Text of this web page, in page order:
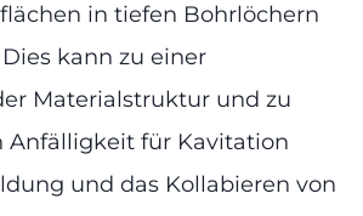
in tiefen Bohrlöchern
kann zu einer
Materialstruktur und zu
Anfälligkeit für Kavitation
und das Kollabieren von